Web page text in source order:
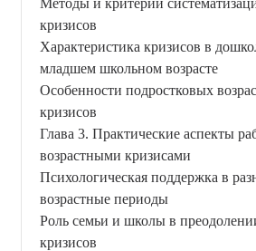
кризисов
Характеристика кризисов в
младшем школьном возрасте
Особенности подростковых
кризисов
Глава 3. Практические аспекты
возрастными кризисами
Психологическая поддержка в
возрастные периоды
Роль семьи и школы в
кризисов